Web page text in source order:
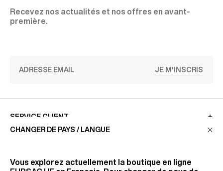
Recevez nos actualités et nos offres en avant-
première.
JE M'INSCRIS
SERVICE CLIENT
CHANGER DE PAYS / LANGUE
Vous explorez actuellement la boutique en ligne